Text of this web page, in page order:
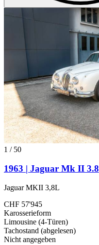
1 / 50
1963 | Jaguar Mk II 3.8
Jaguar MKII 3,8L
CHF 57'945
Karosserieform
Limousine (4-Türen)
Tachostand (abgelesen)
Nicht angegeben